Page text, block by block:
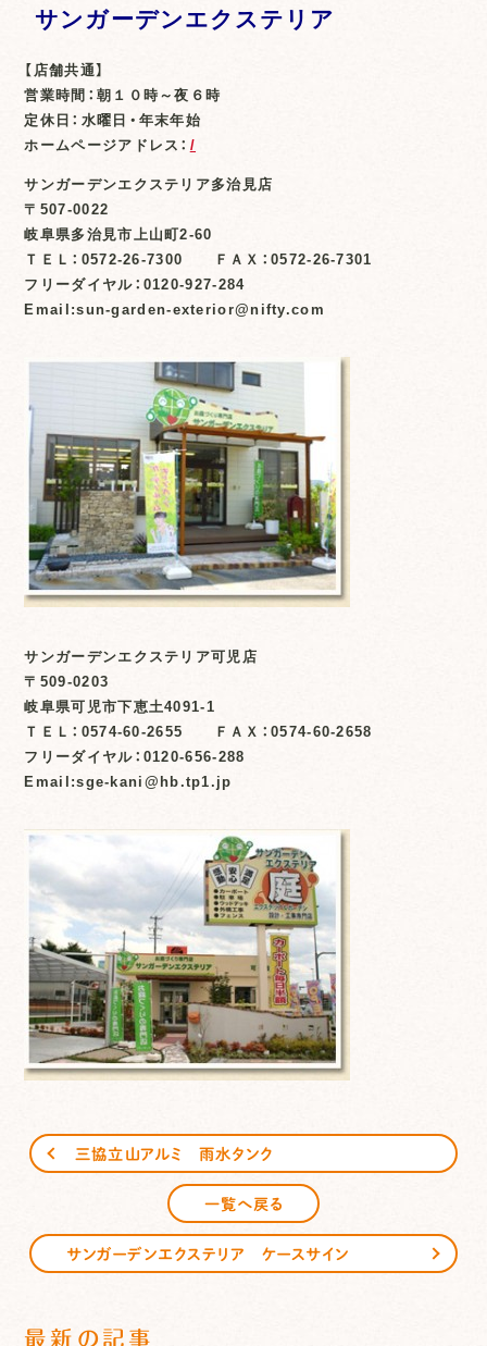
サンガーデンエクステリア
【店舗共通】
営業時間：朝１０時～夜６時
定休日：水曜日・年末年始
ホームページアドレス： /
サンガーデンエクステリア多治見店
〒507-0022
岐阜県多治見市上山町2-60
ＴＥＬ：0572-26-7300 ＦＡＸ：0572-26-7301
フリーダイヤル：0120-927-284
Email:sun-garden-exterior@nifty.com
サンガーデンエクステリア可児店
〒509-0203
岐阜県可児市下恵土4091-1
ＴＥＬ：0574-60-2655 ＦＡＸ：0574-60-2658
フリーダイヤル：0120-656-288
Email:sge-kani@hb.tp1.jp
三協立山アルミ 雨水タンク
一覧へ戻る
サンガーデンエクステリア ケースサイン
最新の記事